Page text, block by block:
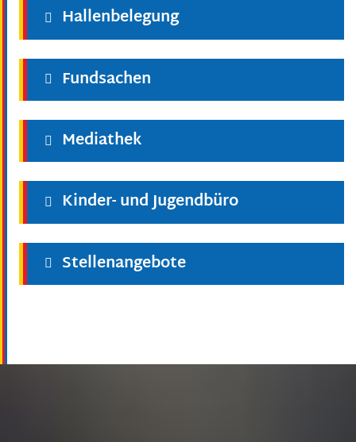
Hallenbelegung
Fundsachen
Mediathek
Kinder- und Jugendbüro
Stellenangebote